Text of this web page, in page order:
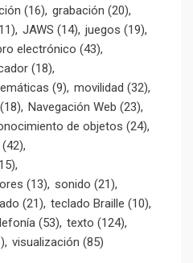
(16) grabación (20)
JAWS (14) juegos (19)
electrónico (43)
(18)
(9) movilidad (32)
(18) Navegación Web (23)
de objetos (24)
(42)
(13) sonido (21)
(21) teclado Braille (10)
(53) texto (124)
visualización (85)